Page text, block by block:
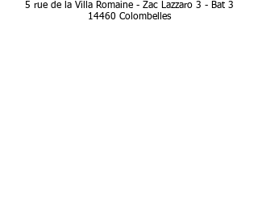
5 rue de la Villa Romaine - Zac Lazzaro 3 - Bat 3
14460 Colombelles